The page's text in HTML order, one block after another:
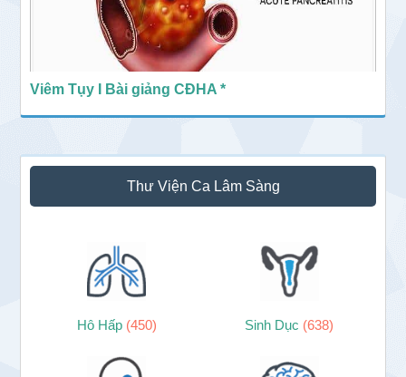
Viêm Tụy I Bài giảng CĐHA *
Thư Viện Ca Lâm Sàng
Hô Hấp (450) Sinh Dục (638)